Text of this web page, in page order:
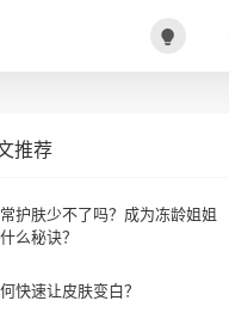
推荐
护肤少不了吗？成为冻龄姐姐
么秘诀？
快速让皮肤变白？